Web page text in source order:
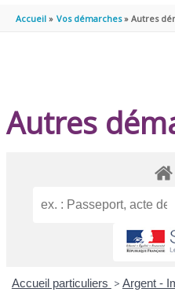
Accueil Vos démarches Autres
Autres
Accueil particuliers > Argent -